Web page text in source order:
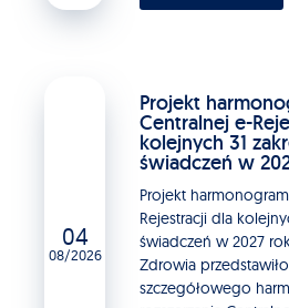
04
08/2026
Projekt
Centralnej e-
kolejnych 31
świadczeń w
Projekt
Rejestracji dla
świadczeń w 2027
Zdrowia
szczegółowego